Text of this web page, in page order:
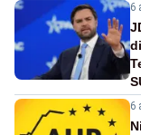
6
6